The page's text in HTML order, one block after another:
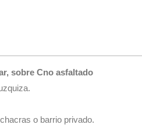
sobre Cno asfaltado
o barrio privado.